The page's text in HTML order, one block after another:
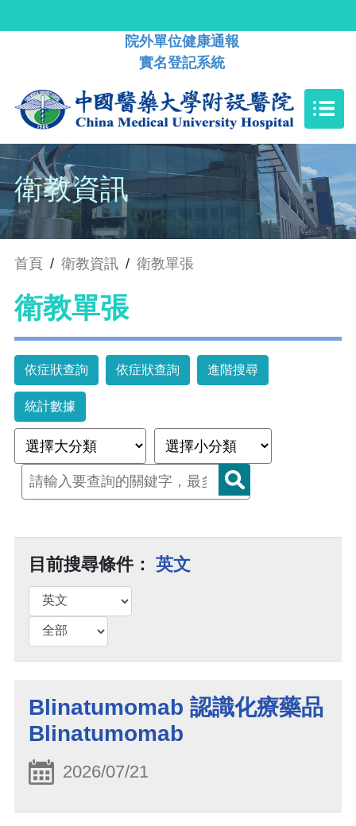
院外單位健康通報
實名登記系統
衛教資訊
首頁 / 衛教資訊 / 衛教單張
衛教單張
依症狀查詢 依症狀查詢 進階搜尋
統計數據
目前搜尋條件： 英文
Blinatumomab 認識化療藥品
Blinatumomab
2026/07/21